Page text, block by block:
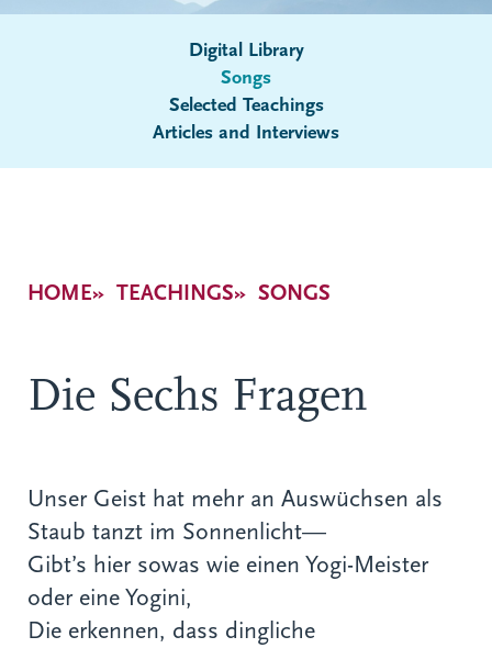
Submenu
Digital Library
Songs
Selected Teachings
Articles and Interviews
Breadcrumb
HOME TEACHINGS SONGS
Die Sechs Fragen
Unser Geist hat mehr an Auswüchsen als
Staub tanzt im Sonnenlicht—
Gibt’s hier sowas wie einen Yogi-Meister
oder eine Yogini,
Die erkennen, dass dingliche